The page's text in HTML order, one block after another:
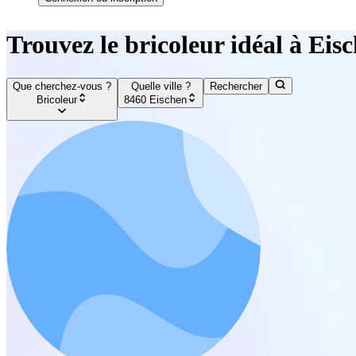
Trouvez le bricoleur idéal à
Que cherchez-vous ?
Bricoleur
Quelle ville ?
8460 Eischen
Rechercher